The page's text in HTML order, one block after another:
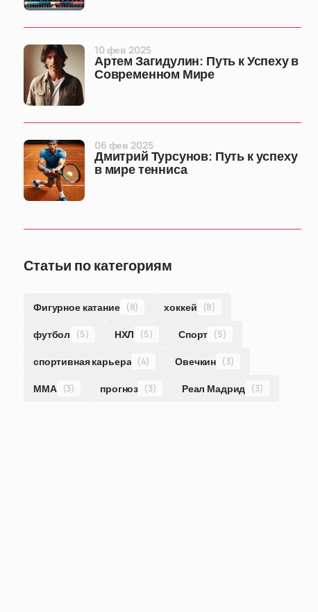
Артем Загидулин: Путь к Успеху в
Современном Мире
10 фев 2025
Дмитрий Турсунов: Путь к успеху
в мире тенниса
06 фев 2025
Статьи по категориям
Фигурное катание (8) хоккей (8)
футбол (5) НХЛ (5) Спорт (5)
спортивная карьера (4) Овечкин (3)
ММА (3) прогноз (3) Реал Мадрид (3)